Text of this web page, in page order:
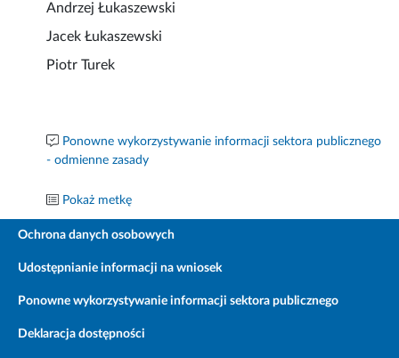
Andrzej Łukaszewski
Jacek Łukaszewski
Piotr Turek
Ponowne wykorzystywanie informacji sektora publicznego
- odmienne zasady
Pokaż metkę
Ochrona danych osobowych
Udostępnianie informacji na wniosek
Ponowne wykorzystywanie informacji sektora publicznego
Deklaracja dostępności